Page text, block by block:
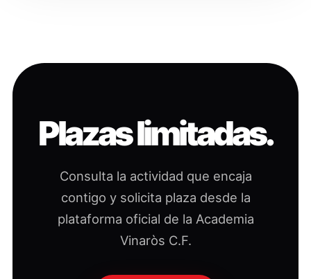
Plazas limitadas.
Consulta la actividad que encaja
contigo y solicita plaza desde la
plataforma oficial de la Academia
Vinaròs C.F.